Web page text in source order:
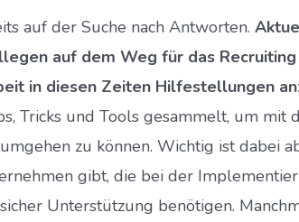
auf der Suche nach Antworten.
auf dem Weg für das
in diesen Zeiten Hilfestellungen
Tricks und Tools gesammelt, um mit
zu können. Wichtig ist dabei
gibt, die bei der
Unterstützung benötigen.